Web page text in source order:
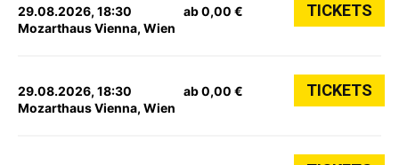
29.08.2026, 18:30
Mozarthaus Vienna, Wien
ab 0,00 € TICKETS
29.08.2026, 18:30
Mozarthaus Vienna, Wien
ab 0,00 € TICKETS